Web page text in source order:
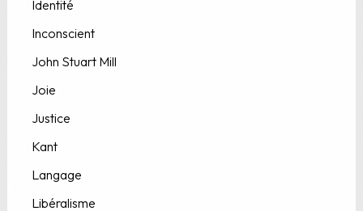
Identité
Inconscient
John Stuart Mill
Joie
Justice
Kant
Langage
Libéralisme